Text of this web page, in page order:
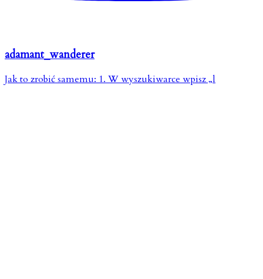
adamant_wanderer
Jak to zrobić samemu: 1. W wyszukiwarce wpisz „l